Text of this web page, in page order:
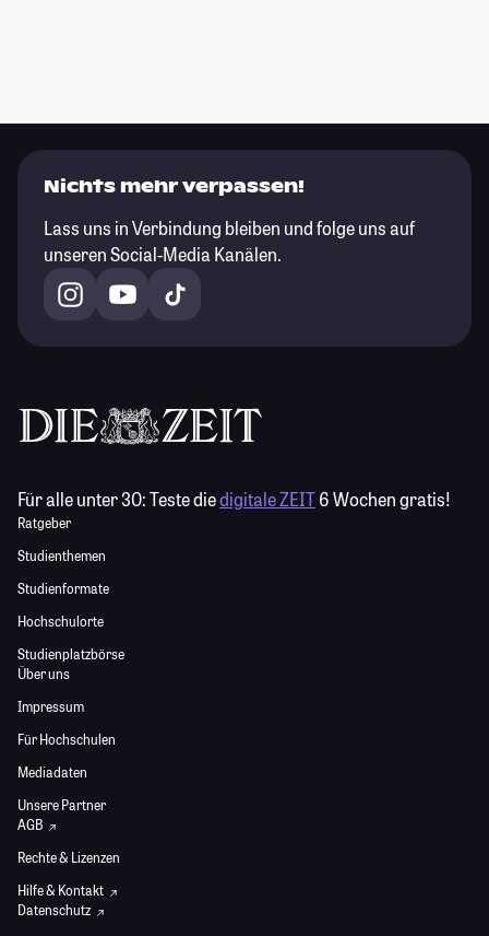
Nichts mehr verpassen!
Lass uns in Verbindung bleiben und folge uns auf
unseren Social-Media Kanälen.
Für alle unter 30:Teste diedigitale ZEIT6 Wochen gratis!
Ratgeber
Studienthemen
Studienformate
Hochschulorte
Studienplatzbörse
Über uns
Impressum
Für Hochschulen
Mediadaten
Unsere Partner
AGB
Rechte & Lizenzen
Hilfe & Kontakt
Datenschutz